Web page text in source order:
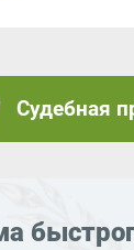
Судебная